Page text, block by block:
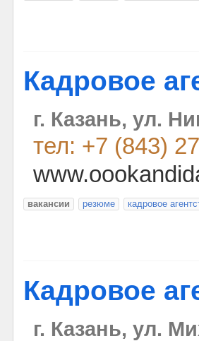
Кадровое
г. Казань, ул.
тел: +7 (843)
вакансии резюме кадровое
Кадровое
г. Казань, ул.